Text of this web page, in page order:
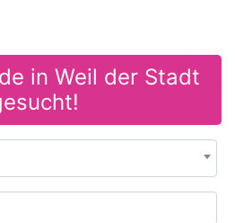
in Weil der Stadt